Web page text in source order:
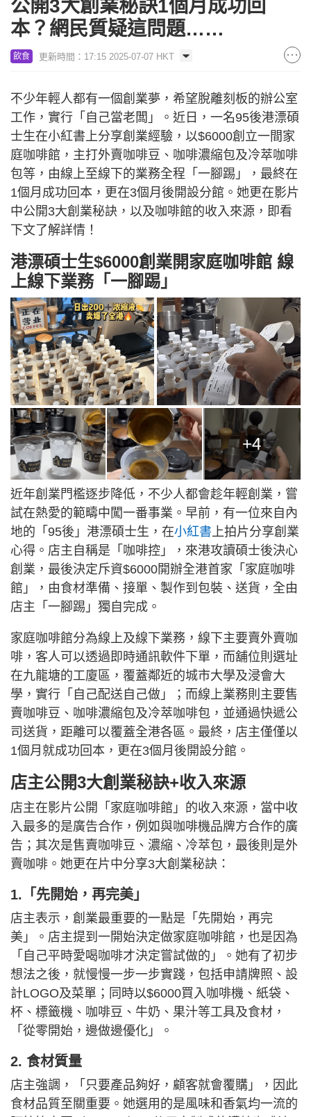
公開3大創業秘訣1個月成功回
本？網民質疑這問題……
飲食 更新時間：17:15 2025-07-07 HKT
不少年輕人都有一個創業夢，希望脫離刻板的辦公室
工作，實行「自己當老闆」。近日，一名95後港漂碩
士生在小紅書上分享創業經驗，以$6000創立一間家
庭咖啡館，主打外賣咖啡豆、咖啡濃縮包及冷萃咖啡
包等，由線上至線下的業務全程「一腳踢」，最終在
1個月成功回本，更在3個月後開設分館。她更在影片
中公開3大創業秘訣，以及咖啡館的收入來源，即看
下文了解詳情！
港漂碩士生$6000創業開家庭咖啡館 線
上線下業務「一腳踢」
+4
近年創業門檻逐步降低，不少人都會趁年輕創業，嘗
試在熱愛的範疇中闖一番事業。早前，有一位來自內
地的「95後」港漂碩士生，在小紅書上拍片分享創業
心得。店主自稱是「咖啡控」，來港攻讀碩士後決心
創業，最後決定斥資$6000開辦全港首家「家庭咖啡
館」，由食材準備、接單、製作到包裝、送貨，全由
店主「一腳踢」獨自完成。
家庭咖啡館分為線上及線下業務，線下主要賣外賣咖
啡，客人可以透過即時通訊軟件下單，而舖位則選址
在九龍塘的工廈區，覆蓋鄰近的城市大學及浸會大
學，實行「自己配送自己做」；而線上業務則主要售
賣咖啡豆、咖啡濃縮包及冷萃咖啡包，並通過快遞公
司送貨，距離可以覆蓋全港各區。最終，店主僅僅以
1個月就成功回本，更在3個月後開設分館。
店主公開3大創業秘訣+收入來源
店主在影片公開「家庭咖啡館」的收入來源，當中收
入最多的是廣告合作，例如與咖啡機品牌方合作的廣
告；其次是售賣咖啡豆、濃縮、冷萃包，最後則是外
賣咖啡。她更在片中分享3大創業秘訣：
1.「先開始，再完美」
店主表示，創業最重要的一點是「先開始，再完
美」。店主提到一開始決定做家庭咖啡館，也是因為
「自己平時愛喝咖啡才決定嘗試做的」。她有了初步
想法之後，就慢慢一步一步實踐，包括申請牌照、設
計LOGO及菜單；同時以$6000買入咖啡機、紙袋、
杯、標籤機、咖啡豆、牛奶、果汁等工具及食材，
「從零開始，邊做邊優化」。
2. 食材質量
店主強調，「只要產品夠好，顧客就會覆購」，因此
食材品質至關重要。她選用的是風味和香氣均一流的